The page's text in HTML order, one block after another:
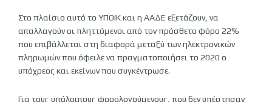
Στο πλαίσιο αυτό το ΥΠΟΙΚ και η ΑΑΔΕ εξετάζουν, να
απαλλαγούν οι πληττόμενοι από τον πρόσθετο φόρο 22%
που επιβάλλεται στη διαφορά μεταξύ των ηλεκτρονικών
πληρωμών που όφειλε να πραγματοποιήσει το 2020 ο
υπόχρεος και εκείνων που συγκέντρωσε.
Για τους υπόλοιπους φορολογούμενους, που δεν υπέστησαν